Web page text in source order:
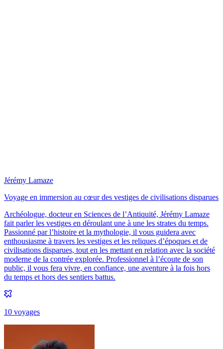
Jérémy Lamaze
Voyage en immersion au cœur des vestiges de civilisations disparues
Archéologue, docteur en Sciences de l’Antiquité, Jérémy Lamaze
fait parler les vestiges en déroulant une à une les strates du temps.
Passionné par l’histoire et la mythologie, il vous guidera avec
enthousiasme à travers les vestiges et les reliques d’époques et de
civilisations disparues, tout en les mettant en relation avec la société
moderne de la contrée explorée. Professionnel à l’écoute de son
public, il vous fera vivre, en confiance, une aventure à la fois hors
du temps et hors des sentiers battus.
10 voyages